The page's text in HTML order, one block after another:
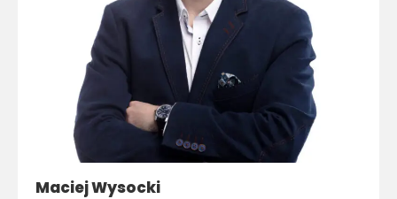
Maciej Wysocki